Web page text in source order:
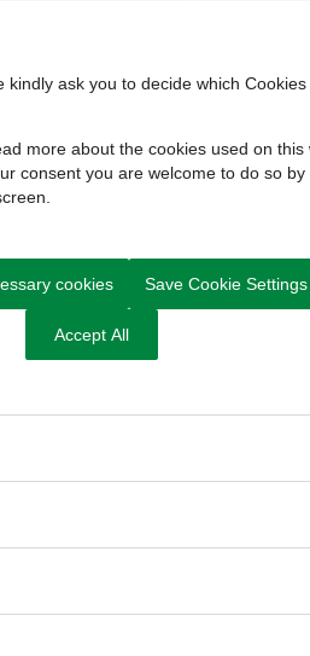
finde yderligere oplysninger på
er der?
kindly ask you to decide which
more about the cookies used on this
consent you are welcome to do so by
cookies Save Cookie Settings
Accept All